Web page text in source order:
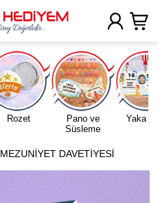
Rozet
Pano ve
Süsleme
Yaka
MEZUNİYET DAVETİYESİ
Uygulamada Aç